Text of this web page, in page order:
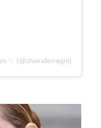
✨ (@chiaraferragni)